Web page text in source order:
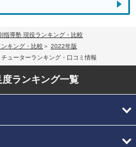
指導塾 現役ランキング・比較
キング・比較
2022年版
ューターランキング・口コミ情報
度ランキング一覧